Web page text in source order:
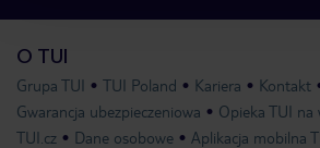
O TUI
Grupa TUI TUI Poland Kariera
Kontakt
Gwarancja ubezpieczeniowa
Opieka TUI na
TUI.cz
Dane osobowe Aplikacja mobilna